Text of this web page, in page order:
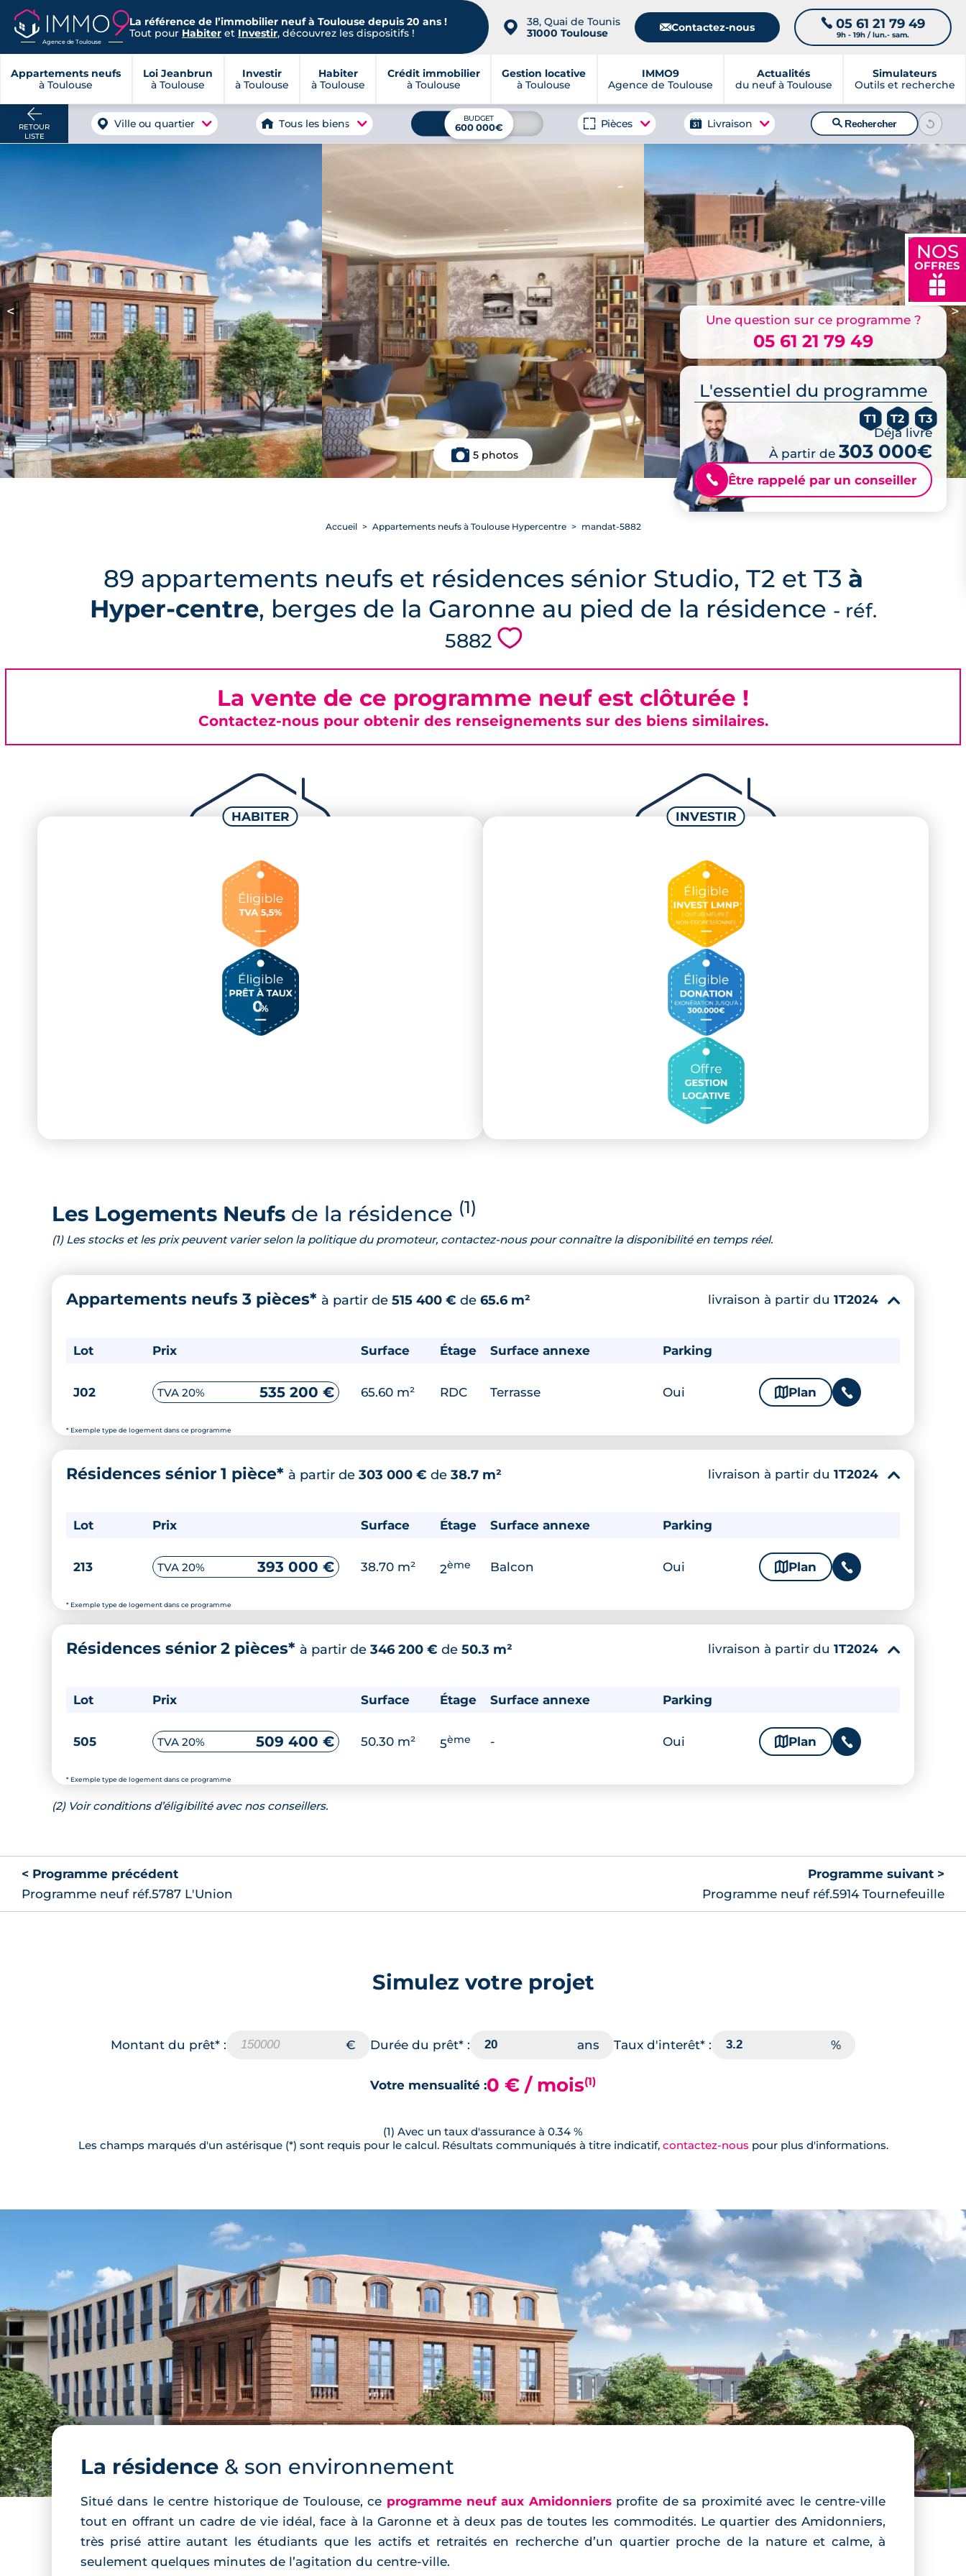
Agence de Toulouse
La référence de l’immobilier neuf à Toulouse depuis 20 ans !
Tout pour Habiter et Investir, découvrez les dispositifs ! 📍
38, Quai de Tounis
31000 Toulouse
📧Contactez-nous 📞 05 61 21 79 49
9h - 19h / lun.- sam.
Appartements neufs
à Toulouse
Loi Jeanbrun
à Toulouse
Investir
à Toulouse
Habiter
à Toulouse
Crédit immobilier
à Toulouse
Gestion locative
à Toulouse
IMMO9
Agence de Toulouse
Actualités
du neuf à Toulouse
Simulateurs
Outils et recherche
NOS
OFFRES
🎁
RETOUR
LISTE
Ville ou quartier Tous les biens BUDGET
600 000€ Pièces Livraison 🔍Rechercher
< >
5 photos
Une question sur ce programme ?
05 61 21 79 49
L'essentiel du programme
T1 T2 T3
Déjà livré
À partir de 303 000€
📞 Être rappelé par un conseiller
Accueil Appartements neufs à Toulouse Hypercentre mandat-5882
89 appartements neufs et résidences sénior Studio, T2 et T3 à
Hyper-centre, berges de la Garonne au pied de la résidence - réf.
5882 💗
La vente de ce programme neuf est clôturée !
Contactez-nous pour obtenir des renseignements sur des biens similaires.
Les Logements Neufs de la résidence (1)
(1) Les stocks et les prix peuvent varier selon la politique du promoteur, contactez-nous pour connaître la disponibilité en temps réel.
Appartements neufs 3 pièces* à partir de 515 400 € de 65.6 m²
* Exemple type de logement dans ce programme
livraison à partir du 1T2024 ▾
Lot Prix Surface Étage Surface annexe Parking
J02 TVA 20% 535 200 € 65.60 m² RDC Terrasse Oui 🗞 Plan 📞
Résidences sénior 1 pièce* à partir de 303 000 € de 38.7 m²
* Exemple type de logement dans ce programme
livraison à partir du 1T2024 ▾
Lot Prix Surface Étage Surface annexe Parking
213 TVA 20% 393 000 € 38.70 m² 2ème Balcon Oui 🗞 Plan 📞
Résidences sénior 2 pièces* à partir de 346 200 € de 50.3 m²
* Exemple type de logement dans ce programme
livraison à partir du 1T2024 ▾
Lot Prix Surface Étage Surface annexe Parking
505 TVA 20% 509 400 € 50.30 m² 5ème - Oui 🗞 Plan 📞
(2) Voir conditions d’éligibilité avec nos conseillers.
< Programme précédent
Programme neuf réf.5787 L'Union
Programme suivant >
Programme neuf réf.5914 Tournefeuille
Simulez votre projet
Montant du prêt* : Durée du prêt* : Taux d'interêt* :
Votre mensualité :0 € / mois(1)
(1) Avec un taux d'assurance à 0.34 %
Les champs marqués d'un astérisque (*) sont requis pour le calcul. Résultats communiqués à titre indicatif, contactez-nous pour plus d'informations.
La résidence & son environnement
Situé dans le centre historique de Toulouse, ce programme neuf aux Amidonniersprofite de sa proximité avec le centre-ville
tout en offrant un cadre de vie idéal, face à la Garonne et à deux pas de toutes les commodités. Le quartier des Amidonniers,
très prisé attire autant les étudiants que les actifs et retraités en recherche d’un quartier proche de la nature et calme, à
seulement quelques minutes de l’agitation du centre-ville.